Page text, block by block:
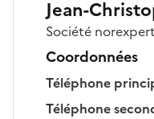
Jean-
Société
Coordonnées
Téléphone
Téléphone